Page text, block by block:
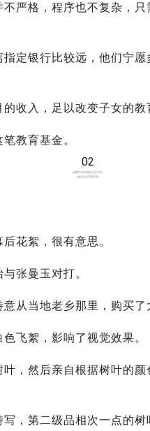
严格，程序也不复杂，
定银行比较远，他们宁
收入，足以改变子女的教
教育基金。
02
花絮，很有意思。
张曼玉对打。
从当地老乡那里，购买了
飞絮，影响了视觉效果。
，然后亲自根据树叶的颜
，第二级品相次一点的